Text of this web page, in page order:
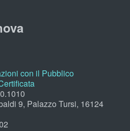
con il Pubblico
9, Palazzo Tursi, 16124